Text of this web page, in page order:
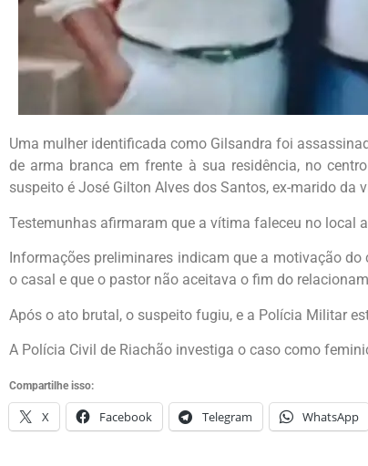
Uma mulher identificada como Gilsandra foi
de arma branca em frente à sua residência, no
suspeito é José Gilton Alves dos Santos, ex-marido da
Testemunhas afirmaram que a vítima faleceu no local
Informações preliminares indicam que a motivação
o casal e que o pastor não aceitava o fim do
Após o ato brutal, o suspeito fugiu, e a Polícia Militar
A Polícia Civil de Riachão investiga o caso como
Compartilhe isso:
X Facebook Telegram WhatsApp